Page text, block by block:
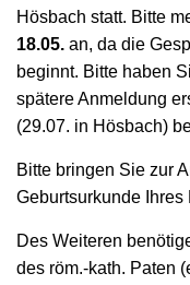
Hösbach statt. Bitte
18.05. an, da die
beginnt. Bitte haben
spätere Anmeldung
(29.07. in Hösbach)
Bitte bringen Sie zur
Geburtsurkunde Ihres
Des Weiteren
des röm.-kath. Paten